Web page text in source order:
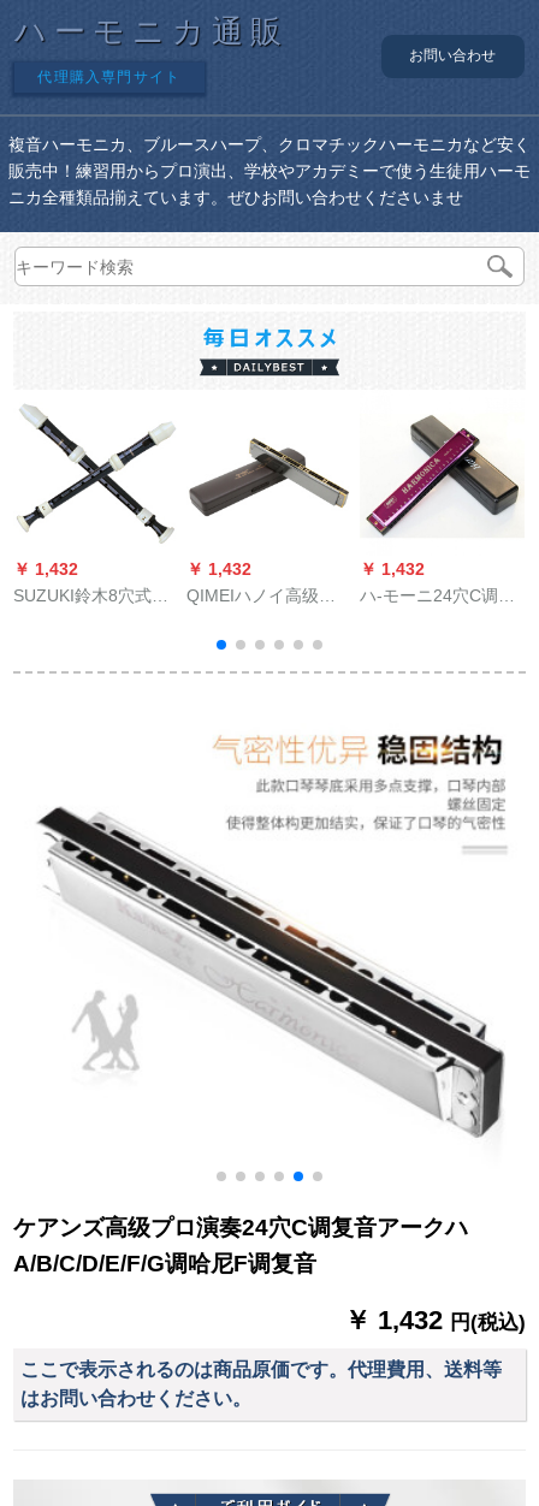
ハーモニカ通販
代理購入専門サイト
お問い合わせ
複音ハーモニカ、ブルースハープ、クロマチックハーモニカなど安く
販売中！練習用からプロ演出、学校やアカデミーで使う生徒用ハーモ
ニカ全種類品揃えています。ぜひお問い合わせくださいませ
￥ 1,432
SUZUKI鈴木8穴式英
420・独
￥ 1,432
QIMEIハノイ高级成
域复音C调哈ーモニカ
ジャ子供初心者音楽
￥ 1,432
ハ-モーニ24穴C调初
演奏ハ-モーニ24穴款
ケアンズ高级プロ演奏24穴C调复音アークハ
A/B/C/D/E/F/G调哈尼F调复音
￥ 1,432 円(税込)
ここで表示されるのは商品原価です。代理費用、送料等
はお問い合わせください。